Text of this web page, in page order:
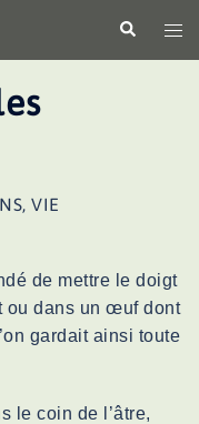
le
de mettre le doigt
ou dans un œuf dont
gardait ainsi toute
le coin de l’âtre,
VIE